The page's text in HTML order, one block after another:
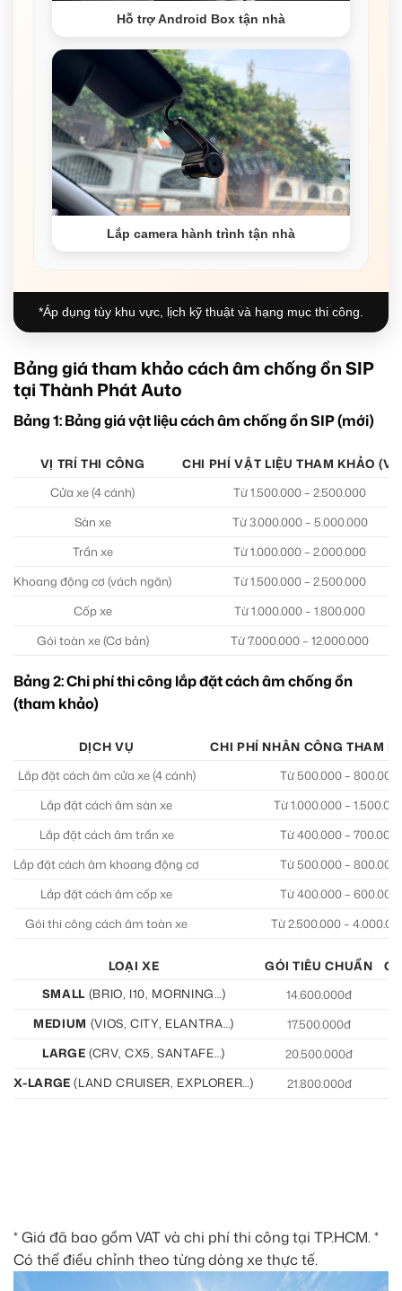
Hỗ trợ Android Box tận nhà
Lắp camera hành trình tận nhà
*Áp dụng tùy khu vực, lịch kỹ thuật và hạng mục thi công.
Bảng giá tham khảo cách âm chống ồn SIP
tại Thành Phát Auto
Bảng 1: Bảng giá vật liệu cách âm chống ồn SIP (mới)
VỊ TRÍ THI CÔNG
CHI PHÍ VẬT LIỆU THAM KHẢO
Cửa xe (4 cánh)
Từ 1.500.000 – 2.500.000
Sàn xe
Từ 3.000.000 – 5.000.000
Trần xe
Từ 1.000.000 – 2.000.000
Khoang động cơ (vách ngăn)
Từ 1.500.000 – 2.500.000
Cốp xe
Từ 1.000.000 – 1.800.000
Gói toàn xe (Cơ bản)
Từ 7.000.000 – 12.000.000
Bảng 2: Chi phí thi công lắp đặt cách âm chống ồn
(tham khảo)
DỊCH VỤ
CHI PHÍ NHÂN CÔNG THAM
Lắp đặt cách âm cửa xe (4 cánh)
Từ 500.000 – 800.000
Lắp đặt cách âm sàn xe
Từ 1.000.000 –
Lắp đặt cách âm trần xe
Từ 400.000 – 700.000
Lắp đặt cách âm khoang động cơ
Từ 500.000 – 800.000
Lắp đặt cách âm cốp xe
Từ 400.000 – 600.000
Gói thi công cách âm toàn xe
Từ 2.500.000 –
LOẠI XE GÓI TIÊU CHUẨN
SMALL (BRIO, I10, MORNING…) 14.600.000đ
MEDIUM (VIOS, CITY, ELANTRA…) 17.500.000đ
LARGE (CRV, CX5, SANTAFE…) 20.500.000đ
X-LARGE(LAND CRUISER, EXPLORER…) 21.800.000đ
* Giá đã bao gồm VAT và chi phí thi công tại TP.HCM. *
Có thể điều chỉnh theo từng dòng xe thực tế.